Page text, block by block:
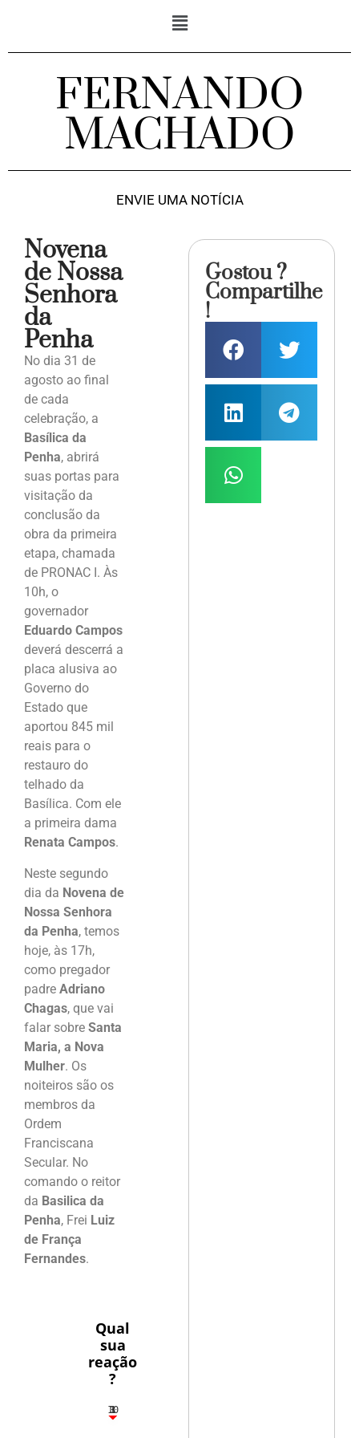
FERNANDO
MACHADO
ENVIE UMA NOTÍCIA
Novena
de Nossa
Senhora
da
Penha
No dia 31 de
agosto ao final
de cada
celebração, a
Basílica da
Penha, abrirá
suas portas para
visitação da
conclusão da
obra da primeira
etapa, chamada
de PRONAC I. Às
10h, o
governador
Eduardo Campos
deverá descerrá a
placa alusiva ao
Governo do
Estado que
aportou 845 mil
reais para o
restauro do
telhado da
Basílica. Com ele
a primeira dama
Renata Campos.
Neste segundo
dia da Novena de
Nossa Senhora
da Penha, temos
hoje, às 17h,
como pregador
padre Adriano
Chagas, que vai
falar sobre Santa
Maria, a Nova
Mulher. Os
noiteiros são os
membros da
Ordem
Franciscana
Secular. No
comando o reitor
da Basilica da
Penha, Frei Luiz
de França
Fernandes.
Qual
sua
reação
?
3
1
1
3
10
Gostou ?
Compartilhe
!